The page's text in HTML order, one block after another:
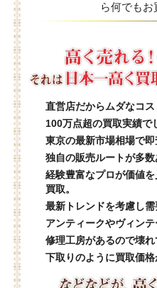
ら何でもお
直営店だからムダなコス
100万点超の買取実績で
東京の最新市場相場で即
独自の販売ルートが多数
経験豊富なプロが価値
買取。
最新トレンドを考慮し需
アンティークやヴィンテ
修理工房があるので壊れ
下取りのように買取価格